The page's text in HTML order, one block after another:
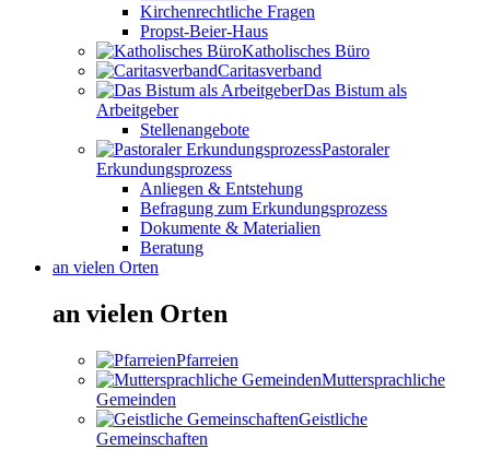
Kirchenrechtliche Fragen
Propst-Beier-Haus
Katholisches Büro
Caritasverband
Das Bistum als
Arbeitgeber
Stellenangebote
Pastoraler
Erkundungsprozess
Anliegen & Entstehung
Befragung zum Erkundungsprozess
Dokumente & Materialien
Beratung
an vielen Orten
an vielen Orten
Pfarreien
Muttersprachliche
Gemeinden
Geistliche
Gemeinschaften